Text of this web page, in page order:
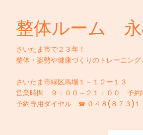
整体ルーム 永
さいたま市で２３年！
整体・姿勢や健康づくりのトレーニン
さいたま市緑区馬場１－１２ー１３
営業時間 ９：００～２１：００ 予約
予約専用ダイヤル ☎ ０４８(８７３)１